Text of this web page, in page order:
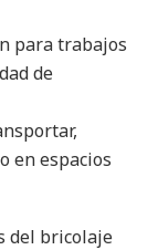
para trabajos
de
en espacios
del bricolaje